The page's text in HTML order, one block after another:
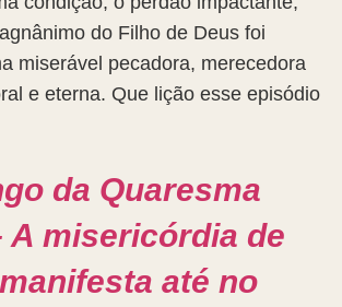
do Filho de Deus foi
miserável pecadora, merecedora
e eterna. Que lição esse episódio
da Quaresma
A misericórdia de
até no